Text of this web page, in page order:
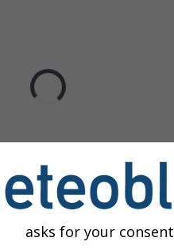
asks for your consent